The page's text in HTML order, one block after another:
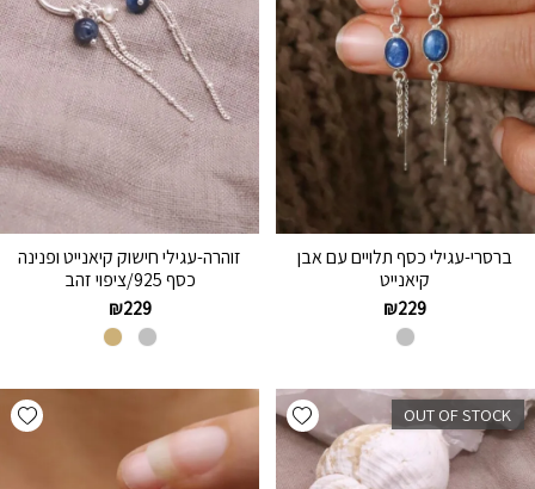
ברסרי-עגילי כסף תלויים עם אבן
קיאנייט
₪229
זוהרה-עגילי חישוק קיאנייט ופנינה
כסף 925/ציפוי זהב
₪229
Add wishlist OUT OF STOCK